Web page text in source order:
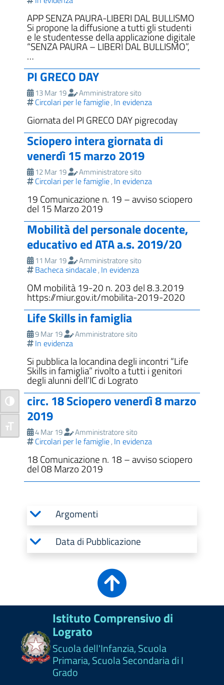
Attiva/disattiva alto contrasto
Attiva/disattiva dimensione testo
APP SENZA PAURA-LIBERI DAL BULLISMO
Si propone la diffusione a tutti gli studenti
e le studentesse della applicazione digitale
“SENZA PAURA – LIBERI DAL BULLISMO”,
…
PI GRECO DAY
13 Mar 19 Amministratore sito
Circolari per le famiglie, In evidenza
Giornata del PI GRECO DAY pigrecoday
Sciopero intera giornata di
venerdì 15 marzo 2019
12 Mar 19 Amministratore sito
Circolari per le famiglie, In evidenza
19 Comunicazione n. 19 – avviso sciopero
del 15 Marzo 2019
Mobilità del personale docente,
educativo ed ATA a.s. 2019/20
11 Mar 19 Amministratore sito
Bacheca sindacale, In evidenza
OM mobilità 19-20 n. 203 del 8.3.2019
https://miur.gov.it/mobilita-2019-2020
Life Skills in famiglia
9 Mar 19 Amministratore sito
In evidenza
Si pubblica la locandina degli incontri “Life
Skills in famiglia” rivolto a tutti i genitori
degli alunni dell’IC di Lograto
circ. 18 Sciopero venerdì 8 marzo
2019
4 Mar 19 Amministratore sito
Circolari per le famiglie, In evidenza
18 Comunicazione n. 18 – avviso sciopero
del 08 Marzo 2019
Argomenti
Data di Pubblicazione
Istituto Comprensivo di
Lograto
Scuola dell'Infanzia, Scuola
Primaria, Scuola Secondaria di I
Grado